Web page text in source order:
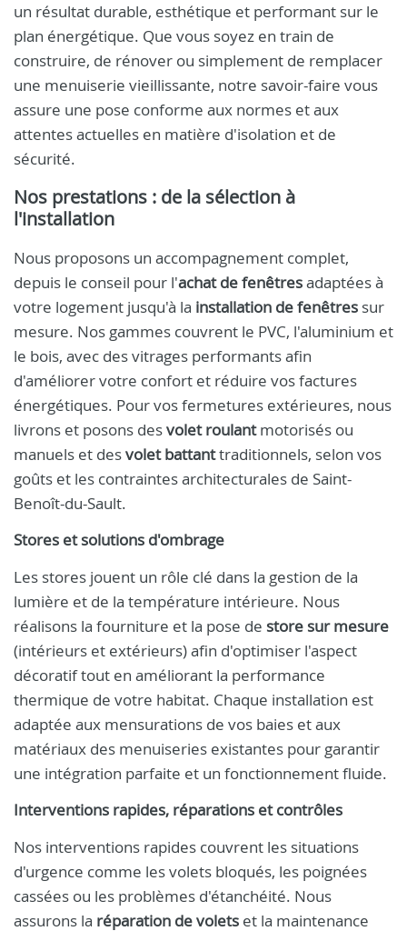
un résultat durable, esthétique et performant sur le
plan énergétique. Que vous soyez en train de
construire, de rénover ou simplement de remplacer
une menuiserie vieillissante, notre savoir-faire vous
assure une pose conforme aux normes et aux
attentes actuelles en matière d'isolation et de
sécurité.
Nos prestations : de la sélection à
l'installation
Nous proposons un accompagnement complet,
depuis le conseil pour l'achat de fenêtresadaptées à
votre logement jusqu'à la installation de fenêtres sur
mesure. Nos gammes couvrent le PVC, l'aluminium et
le bois, avec des vitrages performants afin
d'améliorer votre confort et réduire vos factures
énergétiques. Pour vos fermetures extérieures, nous
livrons et posons desvolet roulantmotorisés ou
manuels et desvolet battanttraditionnels, selon vos
goûts et les contraintes architecturales de Saint-
Benoît-du-Sault.
Stores et solutions d'ombrage
Les stores jouent un rôle clé dans la gestion de la
lumière et de la température intérieure. Nous
réalisons la fourniture et la pose de store sur mesure
(intérieurs et extérieurs) afin d'optimiser l'aspect
décoratif tout en améliorant la performance
thermique de votre habitat. Chaque installation est
adaptée aux mensurations de vos baies et aux
matériaux des menuiseries existantes pour garantir
une intégration parfaite et un fonctionnement fluide.
Interventions rapides, réparations et contrôles
Nos interventions rapides couvrent les situations
d'urgence comme les volets bloqués, les poignées
cassées ou les problèmes d'étanchéité. Nous
assurons la réparation de volets et la maintenance